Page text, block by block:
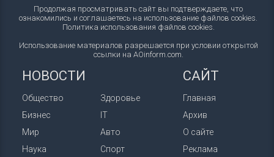
Продолжая просматривать сайт вы подтверждаете, что
ознакомились и соглашаетесь на использование файлов cookies.
Политика использования файлов cookies.
Использование материалов разрешается при условии открытой
ссылки на AOinform.com.
НОВОСТИ
Общество
Бизнес
Мир
Наука
Здоровье
IT
Авто
Спорт
САЙТ
Главная
Архив
О сайте
Реклама